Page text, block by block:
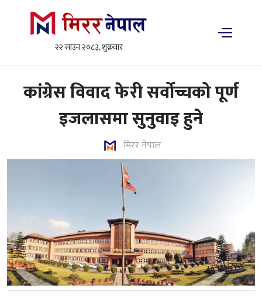
२२ साउन २०८३, शुक्रवार
कांग्रेस विवाद फेरी सर्वोच्चको पूर्ण
इजलासमा सुनुवाइ हुने
मिरर नेपाल